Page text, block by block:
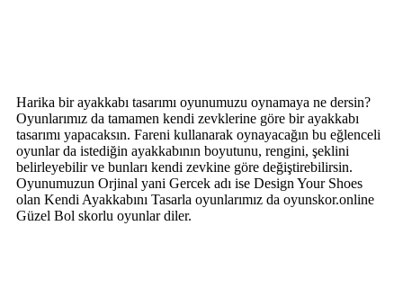
Harika bir ayakkabı tasarımı oyunumuzu oynamaya ne dersin?
Oyunlarımız da tamamen kendi zevklerine göre bir ayakkabı
tasarımı yapacaksın. Fareni kullanarak oynayacağın bu eğlenceli
oyunlar da istediğin ayakkabının boyutunu, rengini, şeklini
belirleyebilir ve bunları kendi zevkine göre değiştirebilirsin.
Oyunumuzun Orjinal yani Gercek adı ise Design Your Shoes
olan Kendi Ayakkabını Tasarla oyunlarımız da oyunskor.online
Güzel Bol skorlu oyunlar diler.